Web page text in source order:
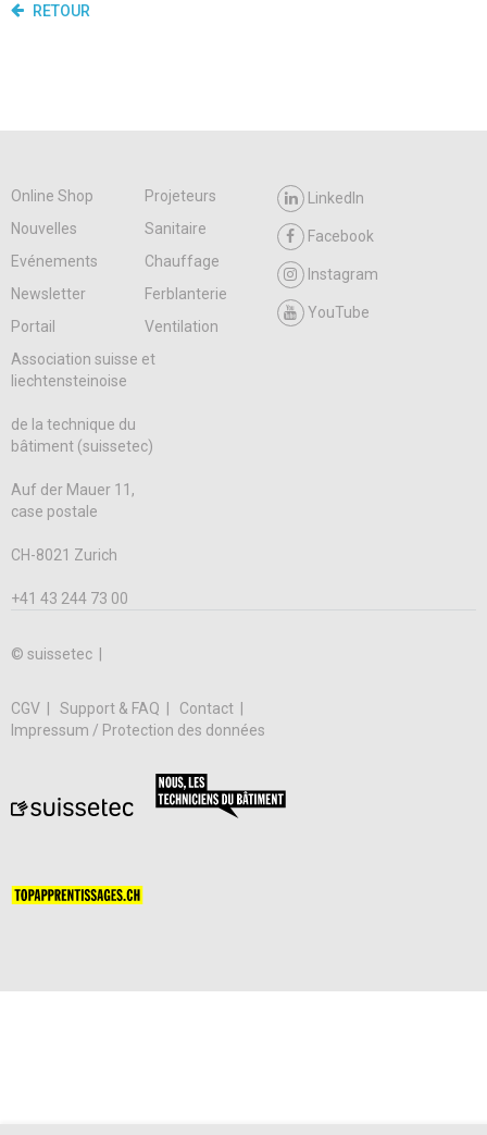
RETOUR
Online Shop
Projeteurs
Nouvelles
Sanitaire
Evénements
Chauffage
Newsletter
Ferblanterie
Portail
Ventilation
LinkedIn
Facebook
Instagram
YouTube
Association suisse et
liechtensteinoise
de la technique du
bâtiment (suissetec)
Auf der Mauer 11,
case postale
CH-8021 Zurich
+41 43 244 73 00
© suissetec |
CGV Support & FAQ
Contact
Impressum / Protection des données